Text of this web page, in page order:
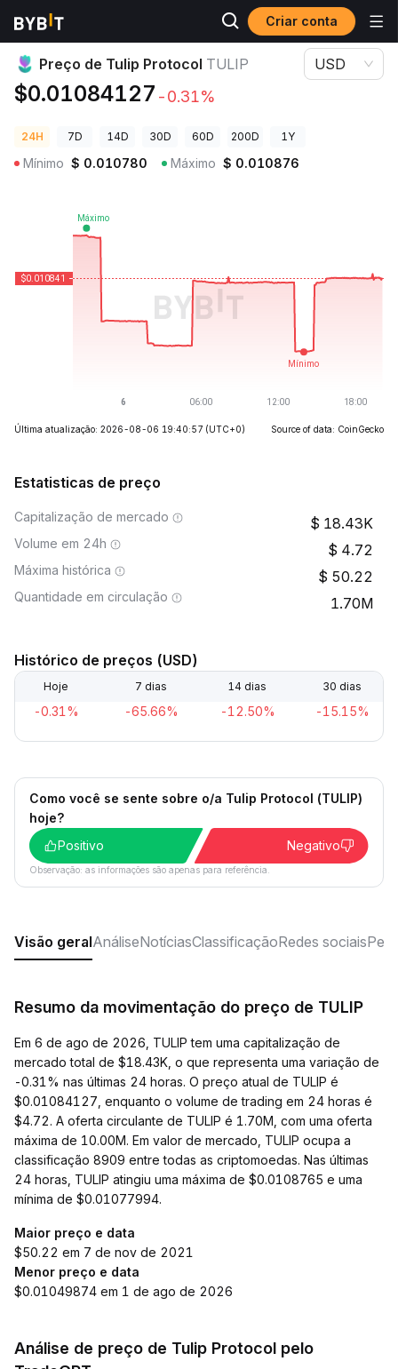
Criar conta
Preços de Criptomoedas Preço de Tulip Protocol TULIP
Preço de Tulip Protocol TULIP
$0.01084127 -0.31%
USD
24H 7D 14D 30D 60D 200D 1Y
Mínimo $ 0.010780 Máximo $ 0.010876
Última atualização: 2026-08-06 19:40:57 (UTC+0) Source of data: CoinGecko
Estatisticas de preço
Capitalização de mercado 18.43K
Volume em 24h 4.72
Máxima histórica 50.22
Quantidade em circulação 1.70M
Histórico de preços (USD)
Hoje 7 dias 14 dias 30 dias
-0.31% -65.66% -12.50% -15.15%
Como você se sente sobre o/a Tulip Protocol (TULIP)
hoje?
Positivo
Negativo
Observação: as informações são apenas para referência.
Visão geralAnáliseNotíciasClassificaçãoRedes sociais
Resumo da movimentação do preço de TULIP
Em 6 de ago de 2026, TULIP tem uma capitalização de
mercado total de $18.43K, o que representa uma variação de
-0.31% nas últimas 24 horas. O preço atual de TULIP é
$0.01084127, enquanto o volume de trading em 24 horas é
$4.72. A oferta circulante de TULIP é 1.70M, com uma oferta
máxima de 10.00M. Em valor de mercado, TULIP ocupa a
classificação 8909 entre todas as criptomoedas. Nas últimas
24 horas, TULIP atingiu uma máxima de $0.0108765 e uma
mínima de $0.01077994.
Maior preço e data
$50.22 em 7 de nov de 2021
Menor preço e data
$0.01049874 em 1 de ago de 2026
Análise de preço de Tulip Protocol pelo